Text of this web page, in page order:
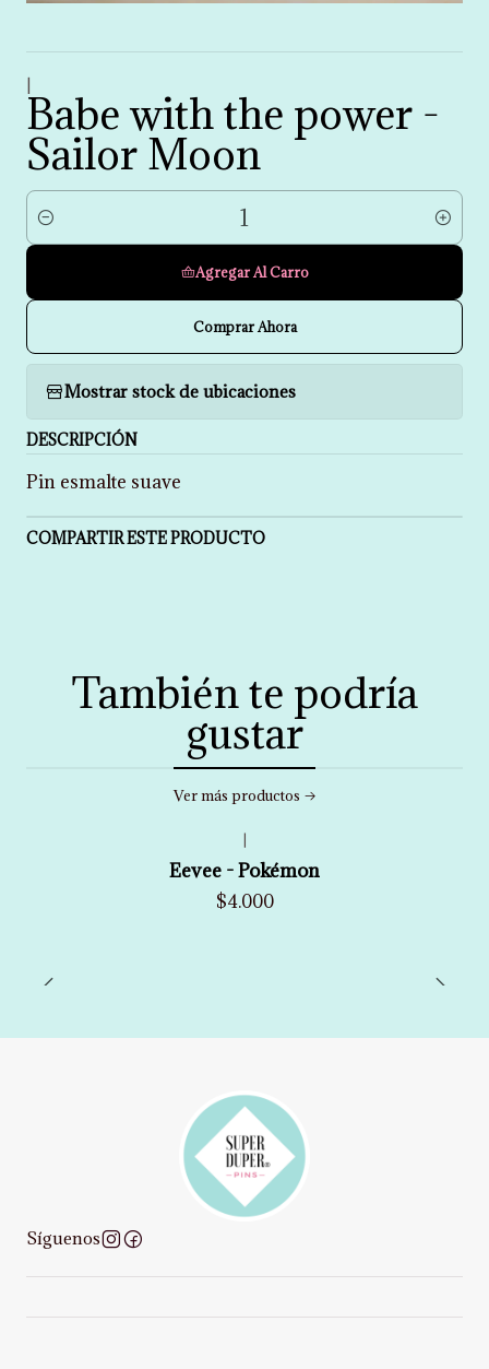
Babe with the power -
Sailor Moon
Cantidad
Agregar Al Carro
Comprar Ahora
Mostrar stock de ubicaciones
DESCRIPCIÓN
Pin esmalte suave
COMPARTIR ESTE PRODUCTO
También te podría
gustar
Ver más productos
Eevee - Pokémon
$4.000
Síguenos